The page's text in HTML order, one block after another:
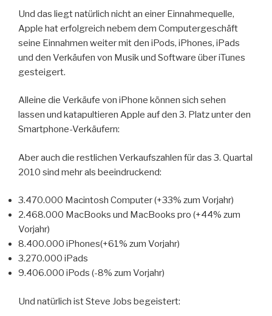
Und das liegt natürlich nicht an einer Einnahmequelle,
Apple hat erfolgreich nebem dem Computergeschäft
seine Einnahmen weiter mit den iPods, iPhones, iPads
und den Verkäufen von Musik und Software über iTunes
gesteigert.
Alleine die Verkäufe von iPhone können sich sehen
lassen und katapultieren Apple auf den 3. Platz unter den
Smartphone-Verkäufern:
Aber auch die restlichen Verkaufszahlen für das 3. Quartal
2010 sind mehr als beeindruckend:
3.470.000 Macintosh Computer (+33% zum Vorjahr)
2.468.000 MacBooks und MacBooks pro (+44% zum
Vorjahr)
8.400.000 iPhones(+61% zum Vorjahr)
3.270.000 iPads
9.406.000 iPods (-8% zum Vorjahr)
Und natürlich ist Steve Jobs begeistert: